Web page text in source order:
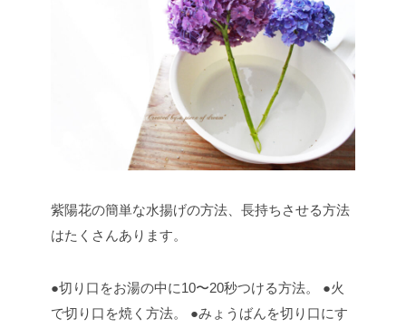
紫陽花の簡単な水揚げの方法、長持ちさせる方法
はたくさんあります。
●切り口をお湯の中に10〜20秒つける方法。
●火
で切り口を焼く方法。
●みょうばんを切り口にす